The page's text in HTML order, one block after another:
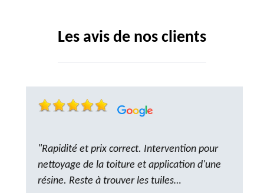
Les avis de nos clients
"Rapidité et prix correct. Intervention pour
nettoyage de la toiture et application d'une
résine. Reste à trouver les tuiles